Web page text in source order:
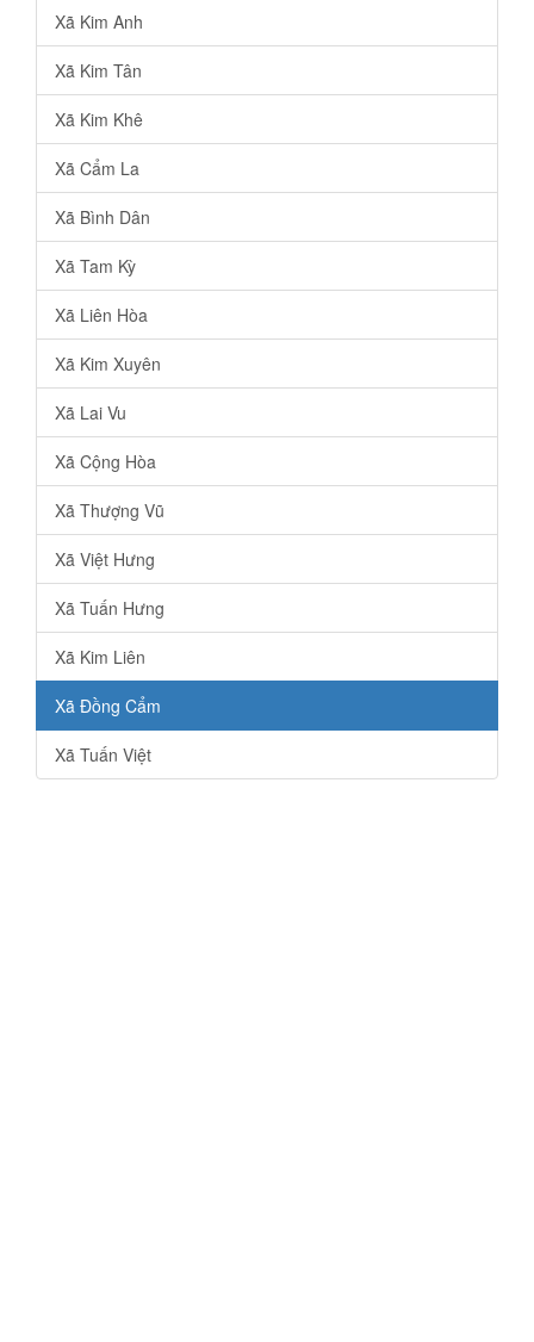
Xã Kim Anh
Xã Kim Tân
Xã Kim Khê
Xã Cẩm La
Xã Bình Dân
Xã Tam Kỳ
Xã Liên Hòa
Xã Kim Xuyên
Xã Lai Vu
Xã Cộng Hòa
Xã Thượng Vũ
Xã Việt Hưng
Xã Tuấn Hưng
Xã Kim Liên
Xã Đồng Cẩm
Xã Tuấn Việt